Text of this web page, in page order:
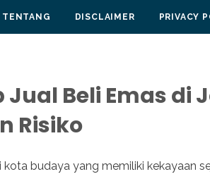
TENTANG DISCLAIMER PRIVACY
Beli Emas di
Risiko
budaya yang memiliki kekayaan